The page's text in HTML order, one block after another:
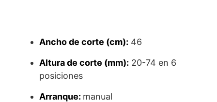
Ancho de corte (cm): 46
Altura de corte (mm): 20-74 en 6
posiciones
Arranque: manual